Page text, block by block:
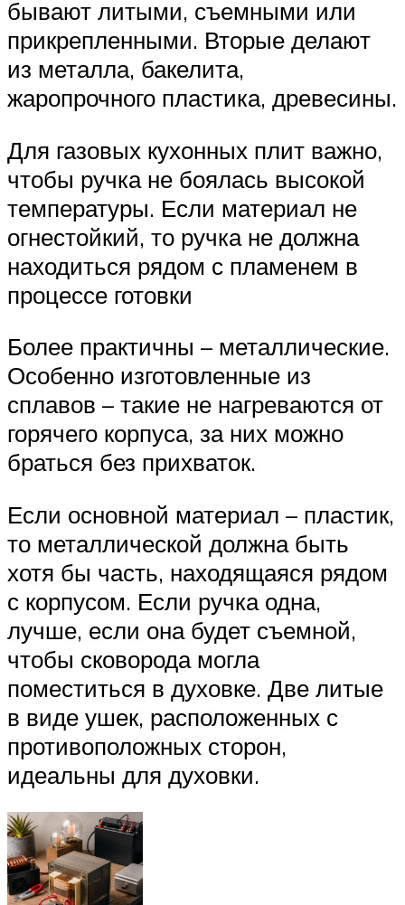
бывают литыми, съемными или
прикрепленными. Вторые делают
из металла, бакелита,
жаропрочного пластика, древесины.
Для газовых кухонных плит важно,
чтобы ручка не боялась высокой
температуры. Если материал не
огнестойкий, то ручка не должна
находиться рядом с пламенем в
процессе готовки
Более практичны – металлические.
Особенно изготовленные из
сплавов – такие не нагреваются от
горячего корпуса, за них можно
браться без прихваток.
Если основной материал – пластик,
то металлической должна быть
хотя бы часть, находящаяся рядом
с корпусом. Если ручка одна,
лучше, если она будет съемной,
чтобы сковорода могла
поместиться в духовке. Две литые
в виде ушек, расположенных с
противоположных сторон,
идеальны для духовки.